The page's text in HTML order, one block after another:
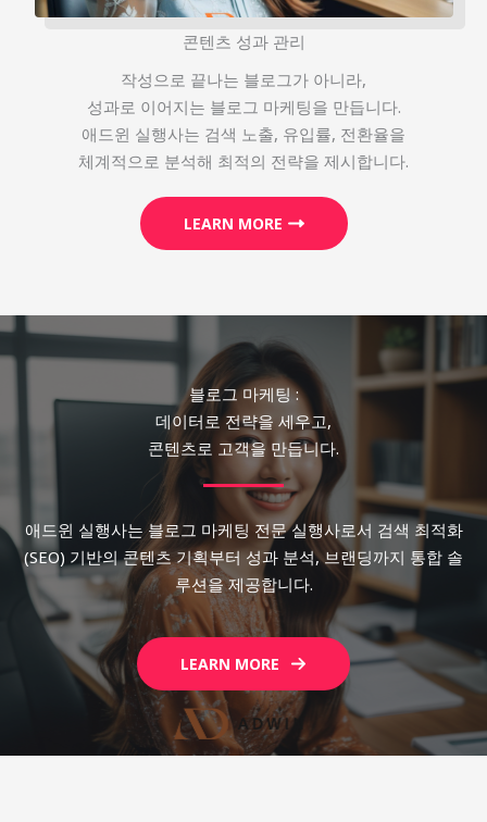
콘텐츠 성과 관리
작성으로 끝나는 블로그가 아니라,
성과로 이어지는 블로그 마케팅을 만듭니다.
애드윈 실행사는 검색 노출, 유입률, 전환율을
체계적으로 분석해 최적의 전략을 제시합니다.
LEARN MORE
블로그 마케팅 :
데이터로 전략을 세우고,
콘텐츠로 고객을 만듭니다.
애드윈 실행사는 블로그 마케팅 전문 실행사로서 검색 최적화
(SEO) 기반의 콘텐츠 기획부터 성과 분석, 브랜딩까지 통합 솔
루션을 제공합니다.
LEARN MORE